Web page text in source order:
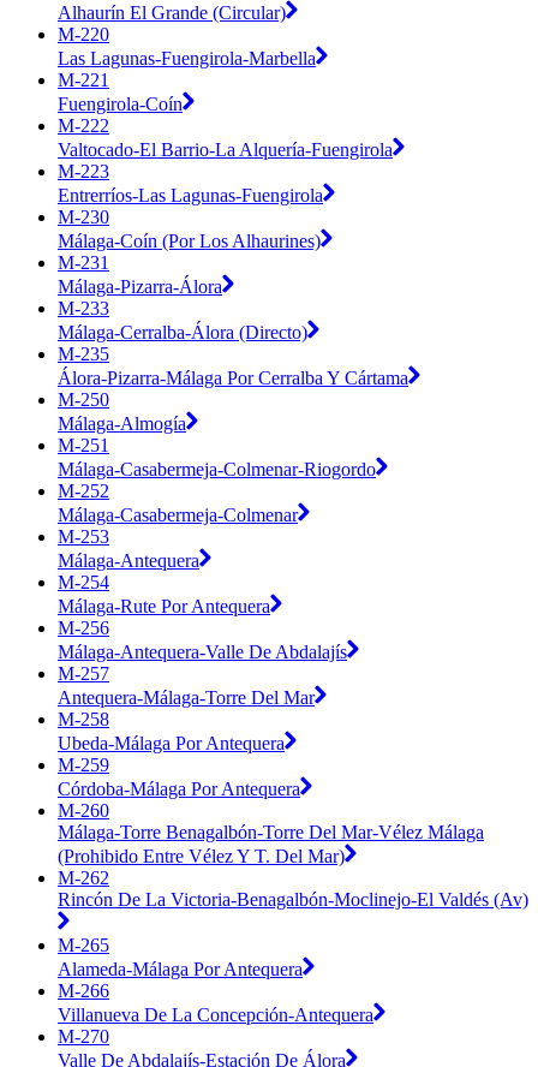
Alhaurín El Grande (Circular)
M-220
Las Lagunas-Fuengirola-Marbella
M-221
Fuengirola-Coín
M-222
Valtocado-El Barrio-La Alquería-Fuengirola
M-223
Entrerríos-Las Lagunas-Fuengirola
M-230
Málaga-Coín (Por Los Alhaurines)
M-231
Málaga-Pizarra-Álora
M-233
Málaga-Cerralba-Álora (Directo)
M-235
Álora-Pizarra-Málaga Por Cerralba Y Cártama
M-250
Málaga-Almogía
M-251
Málaga-Casabermeja-Colmenar-Riogordo
M-252
Málaga-Casabermeja-Colmenar
M-253
Málaga-Antequera
M-254
Málaga-Rute Por Antequera
M-256
Málaga-Antequera-Valle De Abdalajís
M-257
Antequera-Málaga-Torre Del Mar
M-258
Ubeda-Málaga Por Antequera
M-259
Córdoba-Málaga Por Antequera
M-260
Málaga-Torre Benagalbón-Torre Del Mar-Vélez Málaga
(Prohibido Entre Vélez Y T. Del Mar)
M-262
Rincón De La Victoria-Benagalbón-Moclinejo-El Valdés (Av)
M-265
Alameda-Málaga Por Antequera
M-266
Villanueva De La Concepción-Antequera
M-270
Valle De Abdalajís-Estación De Álora